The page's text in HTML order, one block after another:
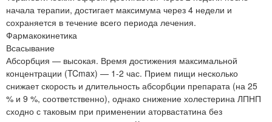
начала терапии, достигает максимума через 4 недели и
сохраняется в течение всего периода лечения.
Фармакокинетика
Всасывание
Абсорбция — высокая. Время достижения максимальной
концентрации (TCmax) — 1-2 час. Прием пищи несколько
снижает скорость и длительность абсорбции препарата (на 25
% и 9 %, соответственно), однако снижение холестерина ЛПНП
сходно с таковым при применении аторвастатина без